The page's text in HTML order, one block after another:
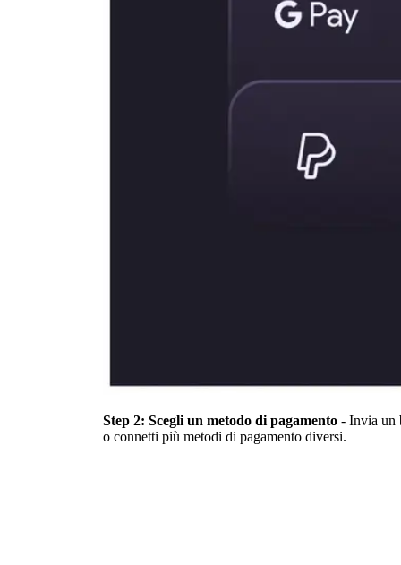
Step 2: Scegli un metodo di pagamento - Invia un
o connetti più metodi di pagamento diversi.